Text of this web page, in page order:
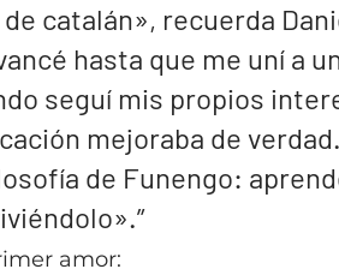
catalán», recuerda
hasta que me uní a
seguí mis propios
mejoraba de
de Funengo:
amor: